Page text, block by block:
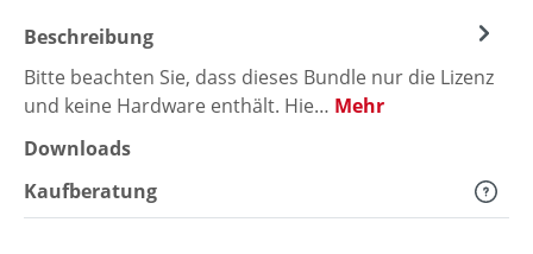
Beschreibung
Bitte beachten Sie, dass dieses Bundle nur die Lizenz
und keine Hardware enthält. Hie… Mehr
Downloads
Kaufberatung